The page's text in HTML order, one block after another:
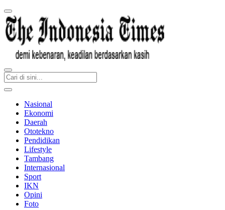
Nasional
Ekonomi
Daerah
Ototekno
Pendidikan
Lifestyle
Tambang
Internasional
Sport
IKN
Opini
Foto